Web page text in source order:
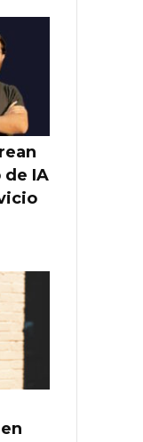
de IA